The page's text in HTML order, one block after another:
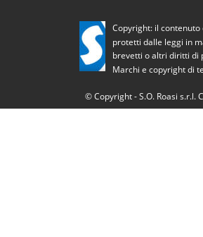
Copyright: il
protetti dalle leggi in
brevetti o altri diritti di
Marchi e copyright di
© Copyright - S.O. Roasi s.r.l.